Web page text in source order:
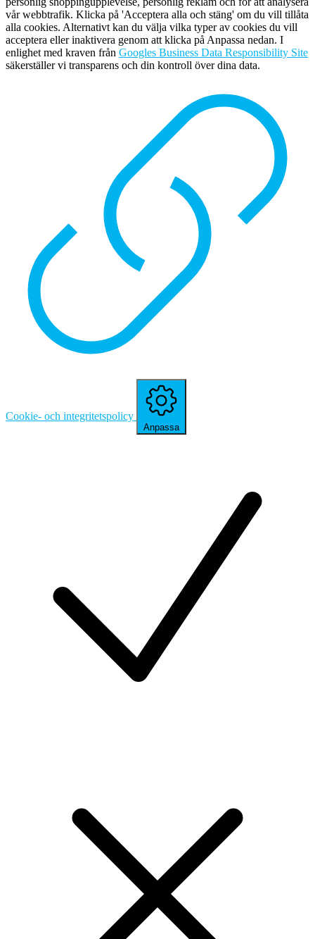
vår webbtrafik. Klicka på 'Acceptera alla och stäng' om du vill tillåta
alla cookies. Alternativt kan du välja vilka typer av cookies du vill
acceptera eller inaktivera genom att klicka på Anpassa nedan. I
enlighet med kraven från Googles Business Data Responsibility Site
säkerställer vi transparens och din kontroll över dina data.
Cookie- och integritetspolicy
Anpassa